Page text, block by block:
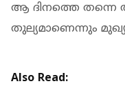
ആ ദിനത്തെ തന്നെ
തുല്യമാണെന്നും
Also Read: